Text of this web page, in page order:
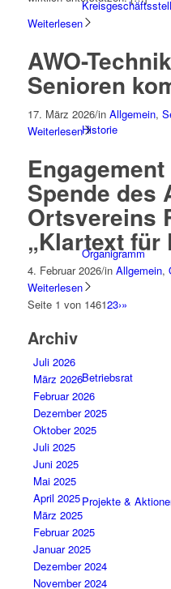
Historie
Organigramm
Betriebsrat
Projekte &
Weiterlesen
AWO-
Senioren
17. März 2026/in Allgemein,
Weiterlesen
Spende des
Ortsvereins
„Klartext für
4. Februar 2026/in Allgemein,
Weiterlesen
Seite 1 von 146123›»
Archiv
Juli 2026
März 2026
Februar 2026
Dezember 2025
Oktober 2025
Juli 2025
Juni 2025
Mai 2025
April 2025
März 2025
Februar 2025
Januar 2025
Dezember 2024
November 2024